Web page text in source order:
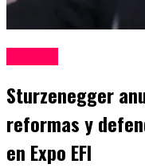
Sturzenegger
reformas y
en Expo EFI